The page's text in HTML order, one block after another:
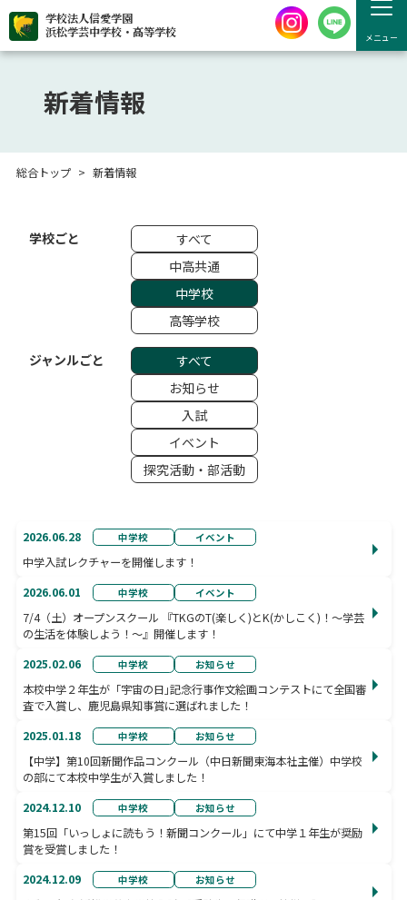
学校法人信愛学園
浜松学芸中学校・高等学校
メニュー
新着情報
総合トップ 新着情報
学校ごと
すべて
中高共通
中学校
高等学校
ジャンルごと
すべて
お知らせ
入試
イベント
探究活動・部活動
2026.06.28 中学校 イベント
中学入試レクチャーを開催します！
2026.06.01
中学校 イベント
7/4（土）オープンスクール 『TKGのT(楽しく)とK(かしこく)！～学芸
の生活を体験しよう！～』開催します！
2025.02.06
中学校 お知らせ
本校中学２年生が「宇宙の日｣記念行事作文絵画コンテストにて全国審
査で入賞し、鹿児島県知事賞に選ばれました！
2025.01.18
中学校 お知らせ
【中学】第10回新聞作品コンクール（中日新聞東海本社主催）中学校
の部にて本校中学生が入賞しました！
2024.12.10
中学校 お知らせ
第15回「いっしょに読もう！新聞コンクール」にて中学１年生が奨励
賞を受賞しました！
2024.12.09
中学校 お知らせ